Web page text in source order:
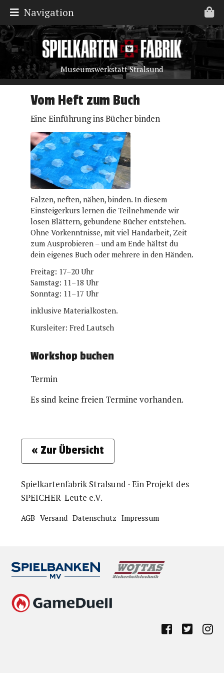
Museumswerkstatt Stralsund
Navigation
Vom Heft zum Buch
Eine Einführung ins Bücher binden
Falzen, neften, nähen, binden. In diesem
Einsteigerkurs lernen die Teilnehmende wir
losen Blättern, gebundene Bücher entstehen.
Ohne Vorkenntnisse, mit viel Handarbeit, Zeit
zum Ausprobieren – und am Ende hältst du
dein eigenes Buch oder mehrere in den Händen.
Freitag: 17–20 Uhr
Samstag: 11–18 Uhr
Sonntag: 11–17 Uhr
inklusive Materialkosten.
Kursleiter: Fred Lautsch
Workshop buchen
Termin
Es sind keine freien Termine vorhanden.
« Zur Übersicht
Spielkartenfabrik Stralsund · Ein Projekt des
SPEICHER_Leute e.V.
AGB Versand Datenschutz Impressum